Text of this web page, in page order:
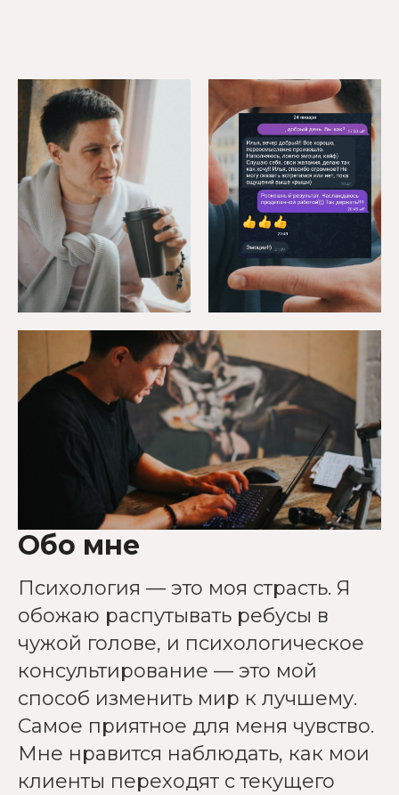
Обо мне
Психология — это моя страсть. Я
обожаю распутывать ребусы в
чужой голове, и психологическое
консультирование — это мой
способ изменить мир к лучшему.
Самое приятное для меня чувство.
Мне нравится наблюдать, как мои
клиенты переходят с текущего